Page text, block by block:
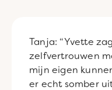
Tanja: “Yvette
zelfvertrouwen
mijn eigen
er echt somber